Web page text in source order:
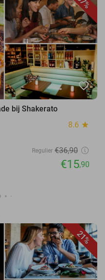
favorite_border
bij Shakerato
8.6 star
Regulier €36,90
€15,90
21%